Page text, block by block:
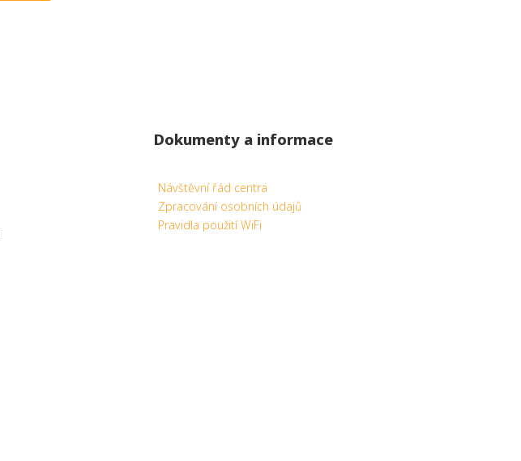
Dokumenty a informace
Návštěvní řád centra
Zpracování osobních údajů
Pravidla použití WiFi